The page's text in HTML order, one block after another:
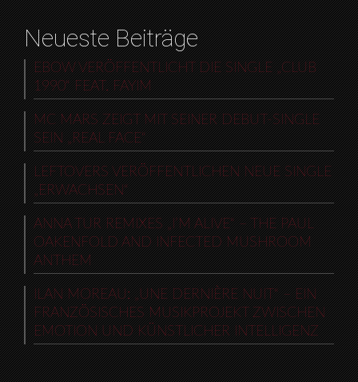
Neueste Beiträge
EBOW VERÖFFENTLICHT DIE SINGLE „CLUB
1990“ FEAT. FAYIM
MC MARS ZEIGT MIT SEINER DEBUT-SINGLE
SEIN „REAL FACE“
LEFTOVERS VERÖFFENTLICHEN NEUE SINGLE
„ERWACHSEN“
ANNA TUR REMIXES „I’M ALIVE“ – THE PAUL
OAKENFOLD AND INFECTED MUSHROOM
ANTHEM
ILAN MOREAU: „UNE DERNIÈRE NUIT“ – EIN
FRANZÖSISCHES MUSIKPROJEKT ZWISCHEN
EMOTION UND KÜNSTLICHER INTELLIGENZ